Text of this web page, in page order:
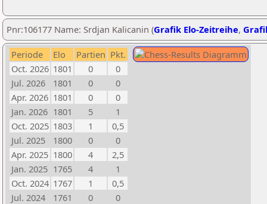
Pnr:106177 Name: Srdjan Kalicanin (Grafik Elo-Zeitreihe,
Periode Elo Partien Pkt.
Oct. 2026 1801 0
0
Jul. 2026
1801 0
0
Apr. 2026 1801 0
0
Jan. 2026 1801 5
1
Oct. 2025 1803 1
0,5
Jul. 2025
1800 0
0
Apr. 2025 1800 4
2,5
Jan. 2025 1765 4
1
Oct. 2024 1767 1
0,5
Jul. 2024
1761 0
0